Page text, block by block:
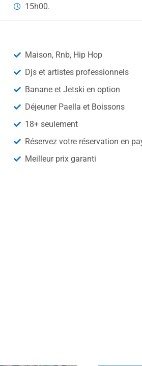
15h00.
Maison, Rnb, Hip Hop
Djs et artistes professionnels
Banane et Jetski en option
Déjeuner Paella et Boissons
18+ seulement
Réservez votre réservation en
Meilleur prix garanti